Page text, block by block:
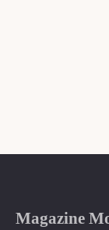
Magazine